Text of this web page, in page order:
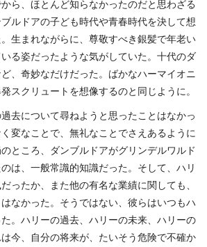
ら、ほとんど知らなかったのだと思わざる
ルドアの子ども時代や青春時代を決して想
生まれながらに、尊敬すべき銀髪で年老い
る姿だったような気がしていた。十代のダ
、奇妙なだけだった。ばかなハーマイオニ
スクリュートを想像するのと同じように。
去について尋ねようと思ったことはなかっ
変なことで、無礼なことでさえあるように
ところ、ダンブルドアがグリンデルワルド
は、一般常識的知識だった。そして、ハリ
ったか、また他の有名な業績に関しても、
なかった。そうではない、彼らはいつもハ
。ハリーの過去、ハリーの未来、ハリーの
今、自分の将来が、たいそう危険で不確か